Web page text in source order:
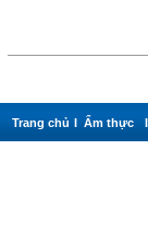
Trang chủ I Ẩm thực